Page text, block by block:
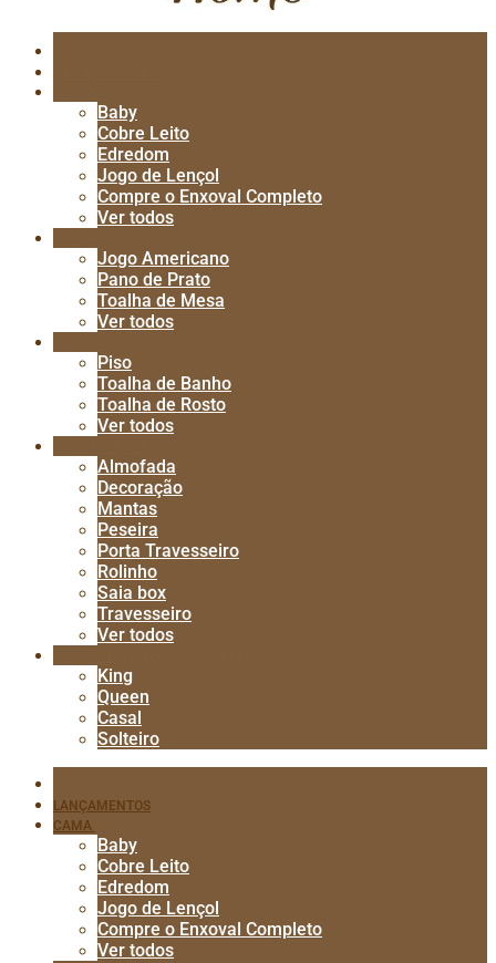
Baby
Cobre Leito
Edredom
Jogo de Lençol
Compre o Enxoval Completo
Ver todos
Jogo Americano
Pano de Prato
Toalha de Mesa
Ver todos
Piso
Toalha de Banho
Toalha de Rosto
Ver todos
Almofada
Decoração
Mantas
Peseira
Porta Travesseiro
Rolinho
Saia box
Travesseiro
Ver todos
King
Queen
Casal
Solteiro
LANÇAMENTOS
CAMA
Baby
Cobre Leito
Edredom
Jogo de Lençol
Compre o Enxoval Completo
Ver todos